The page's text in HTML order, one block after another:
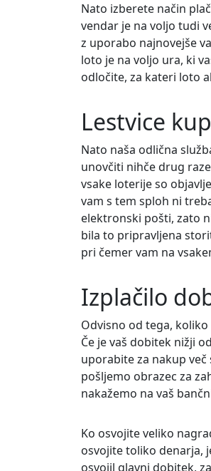
Nato izberete način
vendar je na voljo tudi
z uporabo najnovejše
loto je na voljo ura, ki
odločite, za kateri loto
Lestvice
Nato naša odlična
unovčiti nihče drug
vsake loterije so
vam s tem sploh ni
elektronski pošti, zato
bila to pripravljena
pri čemer vam na
Izplačilo
Odvisno od tega,
Če je vaš dobitek nižji
uporabite za nakup več
pošljemo obrazec za
nakažemo na vaš
Ko osvojite veliko
osvojite toliko denarja,
osvojil glavni dobitek,